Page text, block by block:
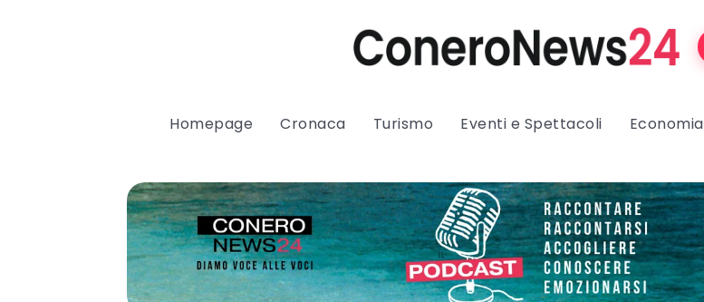
Homepage Cronaca Turismo Eventi e Spettacoli Economia